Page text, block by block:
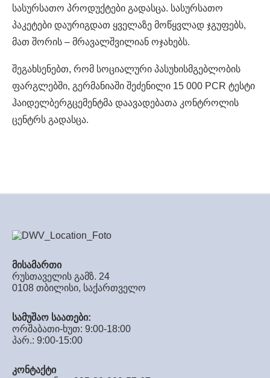
სასურსათო პროდუქტები გადასცა. სასურსათო
პაკეტები დაურიგდათ ყველაზე მოწყვლად ჯგუფებს,
მათ შორის – მრავალშვილიან ოჯახებს.
შეგახსენებთ, რომ სოციალური პასუხისმგებლობის
ფარგლებში, გერმანიაში შეძენილი 15 000 PCR ტესტი
ჰაიდელბერგცემენტმა დაავადებათა კონტროლის
ცენტრს გადასცა.
მისამართი
რუსთაველის გამზ. 24
0108 თბილისი, საქართველო
სამუშაო საათები:
ორშაბათი-ხუთ: 9:00-18:00
პარ.: 9:00-15:00
კონტაქტი